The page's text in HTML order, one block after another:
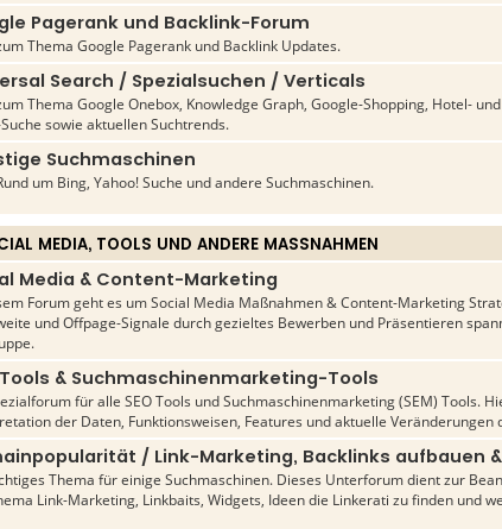
Pagerank und Backlink-Forum
Thema Google Pagerank und Backlink Updates.
Search / Spezialsuchen / Verticals
Thema Google Onebox, Knowledge Graph, Google-Shopping, Hotel-
sowie aktuellen Suchtrends.
Suchmaschinen
um Bing, Yahoo! Suche und andere Suchmaschinen.
MEDIA, TOOLS UND ANDERE MASSNAHMEN
Media & Content-Marketing
Forum geht es um Social Media Maßnahmen & Content-Marketing
und Offpage-Signale durch gezieltes Bewerben und Präsentieren
Tools & Suchmaschinenmarketing-Tools
für alle SEO Tools und Suchmaschinenmarketing (SEM) Tools.
der Daten, Funktionsweisen, Features und aktuelle
/ Link-Marketing, Backlinks aufbauen
Thema für einige Suchmaschinen. Dieses Unterforum dient zur
Link-Marketing, Linkbaits, Widgets, Ideen die Linkerati zu finden und